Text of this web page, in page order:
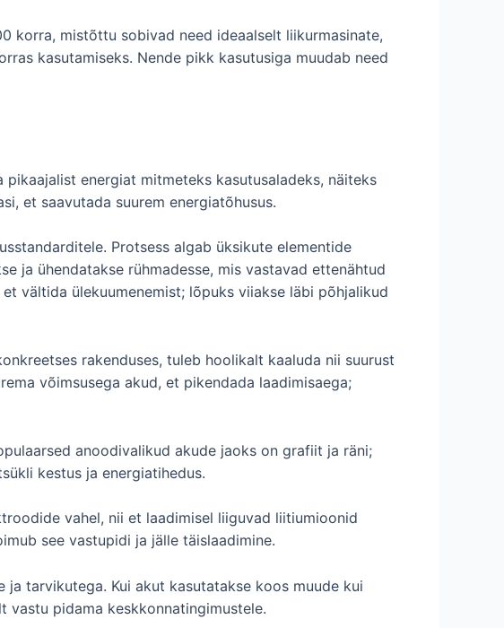
korra, mistõttu sobivad need ideaalselt liikurmasinate,
kasutamiseks. Nende pikk kasutusiga muudab need
energiat mitmeteks kasutusaladeks, näiteks
et saavutada suurem energiatõhusus.
Protsess algab üksikute elementide
ja ühendatakse rühmadesse, mis vastavad ettenähtud
vältida ülekuumenemist; lõpuks viiakse läbi põhjalikud
rakenduses, tuleb hoolikalt kaaluda nii suurust
võimsusega akud, et pikendada laadimisaega;
anoodivalikud akude jaoks on grafiit ja räni;
kestus ja energiatihedus.
vahel, nii et laadimisel liiguvad liitiumioonid
see vastupidi ja jälle täislaadimine.
tarvikutega. Kui akut kasutatakse koos muude kui
vastu pidama keskkonnatingimustele.